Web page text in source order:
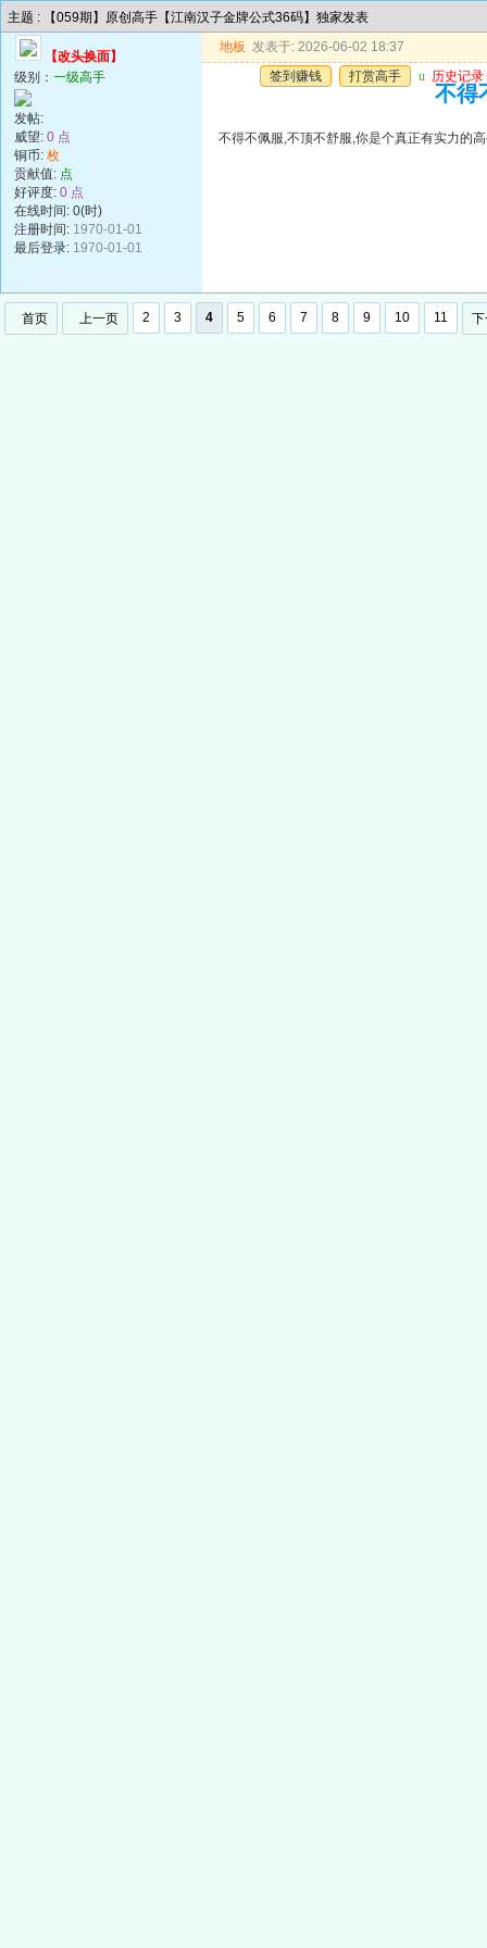
主题 : 【059期】原创高手【江南汉子金牌公式36码】独家发表
【改头换面】
级别： 一级高手
发帖:
威望: 0 点
铜币: 枚
贡献值: 点
好评度: 0 点
在线时间: 0(时)
注册时间: 1970-01-01
最后登录: 1970-01-01
地板 发表于: 2026-06-02 18:37
签到赚钱
打赏高手 u 历史记录
不得
不得不佩服,不顶不舒服,你是个真正有实力的
首页 上一页 2 3 4 5 6 7 8 9 10 11